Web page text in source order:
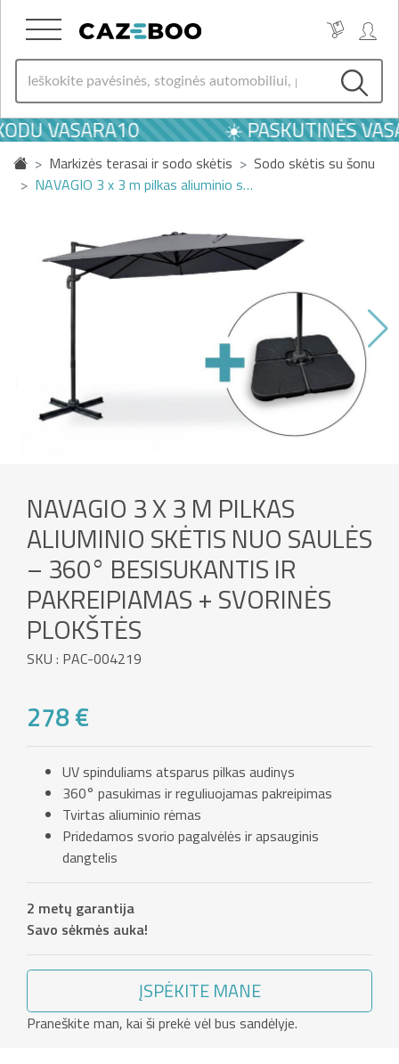
VASARA10 ☀️ PASKUTINĖS
Markizės terasai ir sodo skėtis
Sodo skėtis su šonu
NAVAGIO 3 x 3 m pilkas aliuminio s…
NAVAGIO 3 X 3 M PILKAS
ALIUMINIO SKĖTIS NUO SAULĖS
– 360° BESISUKANTIS IR
PAKREIPIAMAS + SVORINĖS
PLOKŠTĖS
SKU : PAC-004219
278 €
UV spinduliams atsparus pilkas audinys
360° pasukimas ir reguliuojamas pakreipimas
Tvirtas aliuminio rėmas
Pridedamos svorio pagalvėlės ir apsauginis
dangtelis
2 metų garantija
Savo sėkmės auka!
ĮSPĖKITE MANE
Praneškite man, kai ši prekė vėl bus sandėlyje.